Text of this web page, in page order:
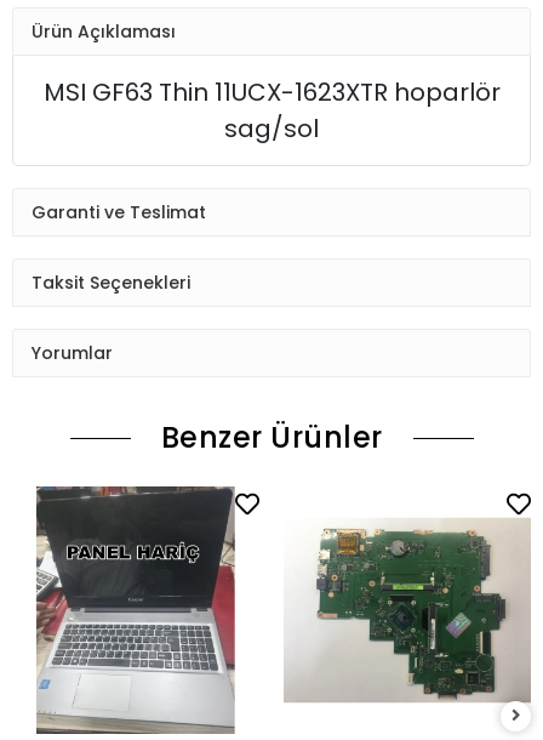
Ürün Açıklaması
MSI GF63 Thin 11UCX-1623XTR hoparlör
sag/sol
Garanti ve Teslimat
Taksit Seçenekleri
Yorumlar
Benzer Ürünler